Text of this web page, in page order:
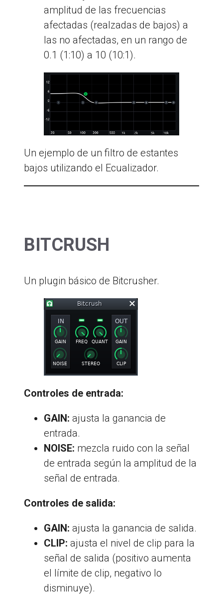
amplitud de las frecuencias
afectadas (realzadas de bajos) a
las no afectadas, en un rango de
0.1 (1:10) a 10 (10:1).
Un ejemplo de un filtro de estantes
bajos utilizando el Ecualizador.
BITCRUSH
Un plugin básico de Bitcrusher.
Controles de entrada:
GAIN: ajusta la ganancia de
entrada.
NOISE: mezcla ruido con la señal
de entrada según la amplitud de la
señal de entrada.
Controles de salida:
GAIN: ajusta la ganancia de salida.
CLIP: ajusta el nivel de clip para la
señal de salida (positivo aumenta
el límite de clip, negativo lo
disminuye).